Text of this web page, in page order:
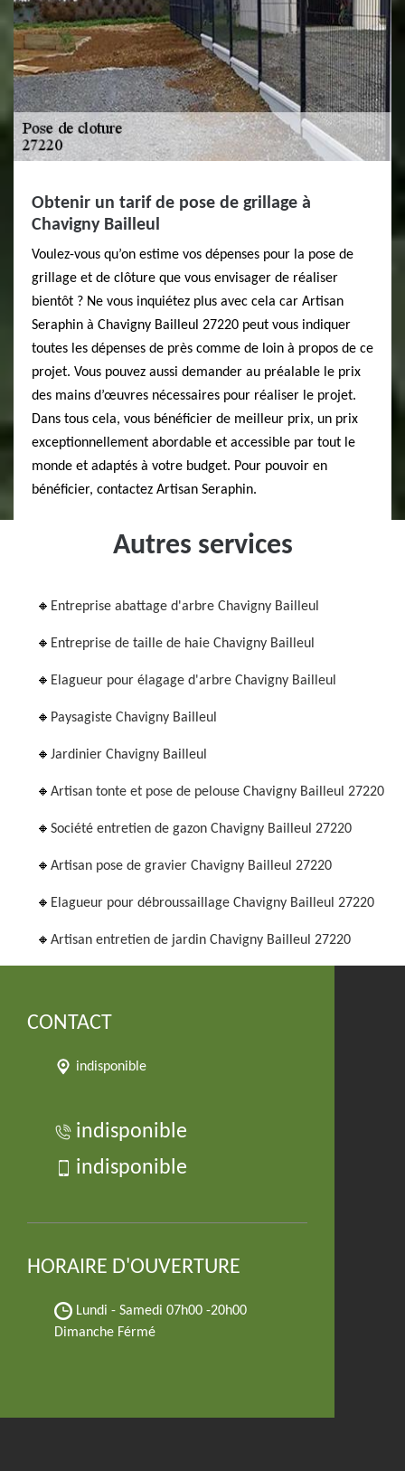
Obtenir un tarif de pose de grillage à
Chavigny Bailleul
Voulez-vous qu’on estime vos dépenses pour la pose de
grillage et de clôture que vous envisager de réaliser
bientôt ? Ne vous inquiétez plus avec cela car Artisan
Seraphin à Chavigny Bailleul 27220 peut vous indiquer
toutes les dépenses de près comme de loin à propos de ce
projet. Vous pouvez aussi demander au préalable le prix
des mains d’œuvres nécessaires pour réaliser le projet.
Dans tous cela, vous bénéficier de meilleur prix, un prix
exceptionnellement abordable et accessible par tout le
monde et adaptés à votre budget. Pour pouvoir en
bénéficier, contactez Artisan Seraphin.
Autres services
Entreprise abattage d'arbre Chavigny Bailleul
Entreprise de taille de haie Chavigny Bailleul
Elagueur pour élagage d'arbre Chavigny Bailleul
Paysagiste Chavigny Bailleul
Jardinier Chavigny Bailleul
Artisan tonte et pose de pelouse Chavigny Bailleul 27220
Société entretien de gazon Chavigny Bailleul 27220
Artisan pose de gravier Chavigny Bailleul 27220
Elagueur pour débroussaillage Chavigny Bailleul 27220
Artisan entretien de jardin Chavigny Bailleul 27220
CONTACT
indisponible
indisponible
indisponible
HORAIRE D'OUVERTURE
Lundi - Samedi 07h00 -20h00
Dimanche Férmé